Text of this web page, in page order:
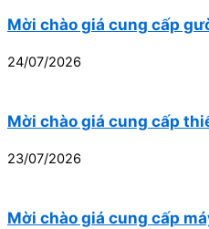
Mời chào giá cung cấp
24/07/2026
Mời chào giá cung cấp
23/07/2026
Mời chào giá cung cấp